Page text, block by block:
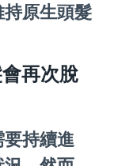
原生頭髮
再次脫
持續進